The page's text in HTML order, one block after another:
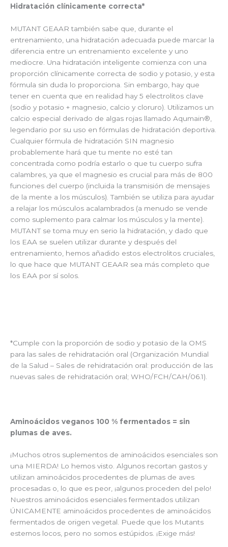
Hidratación clínicamente correcta*
MUTANT GEAAR también sabe que, durante el
entrenamiento, una hidratación adecuada puede marcar la
diferencia entre un entrenamiento excelente y uno
mediocre. Una hidratación inteligente comienza con una
proporción clínicamente correcta de sodio y potasio, y esta
fórmula sin duda lo proporciona. Sin embargo, hay que
tener en cuenta que en realidad hay 5 electrolitos clave
(sodio y potasio + magnesio, calcio y cloruro). Utilizamos un
calcio especial derivado de algas rojas llamado Aqumain®,
legendario por su uso en fórmulas de hidratación deportiva.
Cualquier fórmula de hidratación SIN magnesio
probablemente hará que tu mente no esté tan
concentrada como podría estarlo o que tu cuerpo sufra
calambres, ya que el magnesio es crucial para más de 800
funciones del cuerpo (incluida la transmisión de mensajes
de la mente a los músculos). También se utiliza para ayudar
a relajar los músculos acalambrados (a menudo se vende
como suplemento para calmar los músculos y la mente).
MUTANT se toma muy en serio la hidratación, y dado que
los EAA se suelen utilizar durante y después del
entrenamiento, hemos añadido estos electrolitos cruciales,
lo que hace que MUTANT GEAAR sea más completo que
los EAA por sí solos.
*Cumple con la proporción de sodio y potasio de la OMS
para las sales de rehidratación oral (Organización Mundial
de la Salud – Sales de rehidratación oral: producción de las
nuevas sales de rehidratación oral; WHO/FCH/CAH/06.1).
Aminoácidos veganos 100 % fermentados = sin
plumas de aves.
¡Muchos otros suplementos de aminoácidos esenciales son
una MIERDA! Lo hemos visto. Algunos recortan gastos y
utilizan aminoácidos procedentes de plumas de aves
procesadas o, lo que es peor, ¡algunos proceden del pelo!
Nuestros aminoácidos esenciales fermentados utilizan
ÚNICAMENTE aminoácidos procedentes de aminoácidos
fermentados de origen vegetal. Puede que los Mutants
estemos locos, pero no somos estúpidos. ¡Exige más!